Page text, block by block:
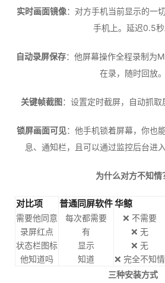
实时画面镜像：对方手机当前显示的一
手机上。延迟0.5秒
自动录屏保存：他屏幕操作全程录制为
在录，随时回放。
关键帧截图：设置定时截屏，自动抓取
锁屏画面可见：他手机锁着屏幕，你也
息、通知栏，且可以通过监控后台进
为什么对方不知情
对比项 普通同屏软件华鲸
需要他同意 每次都需要
❌ 不需要
录屏红点
有
❌ 无
状态栏图标
显示
❌ 无
他知道吗
知道
❌ 完全不知情
三种安装方式